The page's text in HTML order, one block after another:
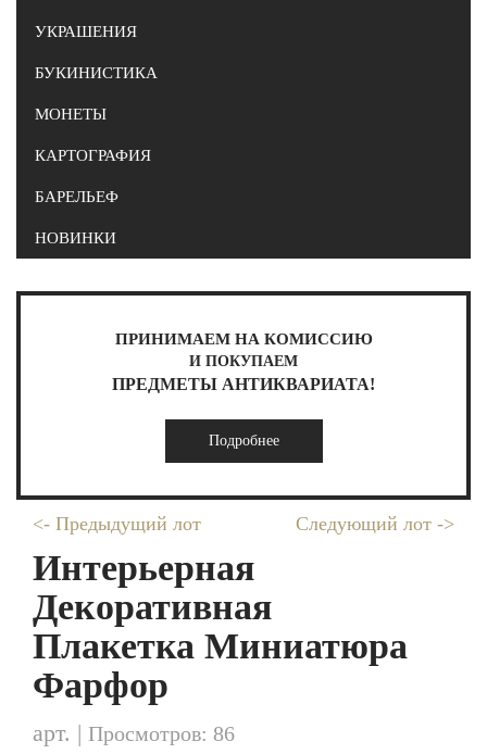
УКРАШЕНИЯ
БУКИНИСТИКА
МОНЕТЫ
КАРТОГРАФИЯ
БАРЕЛЬЕФ
НОВИНКИ
ПРИНИМАЕМ НА КОМИССИЮ
И ПОКУПАЕМ
ПРЕДМЕТЫ АНТИКВАРИАТА!
Подробнее
<- Предыдущий лот Следующий лот ->
Интерьерная
Декоративная
Плакетка Миниатюра
Фарфор
арт. | Просмотров: 86